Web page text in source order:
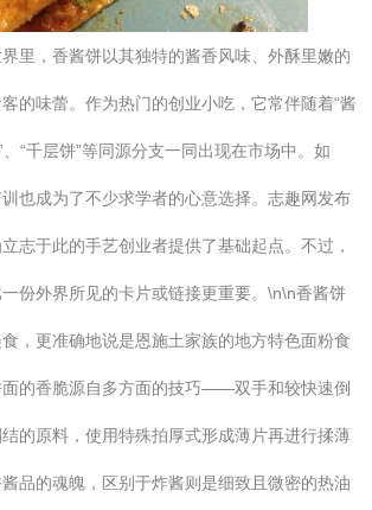
里，香酱饼以其独特的酱香风味、外酥里嫩的
的味蕾。作为热门的创业小吃，它常伴随着“酱
、“千层饼”等同源分支一同出现在市场中。如
也成为了不少求学者的心意选择。志趣网发布
志于此的手艺创业者提供了基础起点。不过，
份外界所见的卡片或链接更重要。\n\n香酱饼
，更准确地说是恩施土家族的地方特色面粉食
的香脆源自多方面的技巧——双手和较快速倒
的原料，使用特殊拍厚式形成薄片再进行揉薄
品的魂魄，区别于炸酱则是细致且微密的热油